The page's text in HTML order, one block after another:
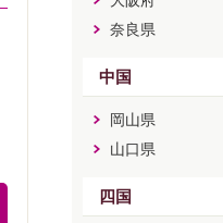
奈良県
中国
岡山県
山口県
四国